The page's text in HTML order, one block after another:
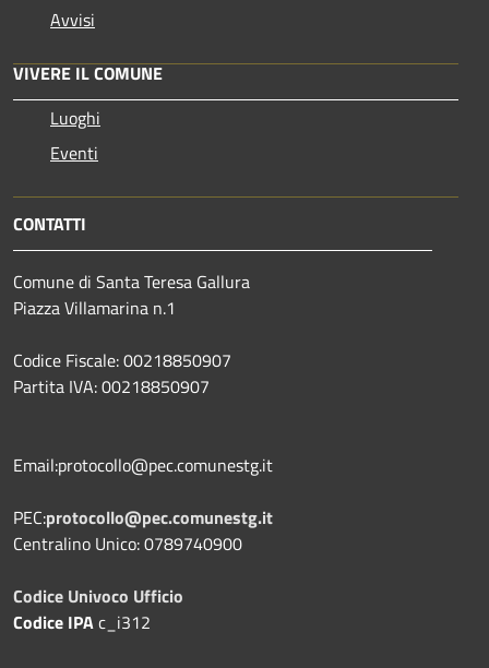
Avvisi
VIVERE IL COMUNE
Luoghi
Eventi
CONTATTI
Comune di Santa Teresa Gallura
Piazza Villamarina n.1
Codice Fiscale: 00218850907
Partita IVA: 00218850907
Email:protocollo@pec.comunestg.it
PEC:protocollo@pec.comunestg.it
Centralino Unico: 0789740900
Codice Univoco Ufficio
Codice IPAc_i312